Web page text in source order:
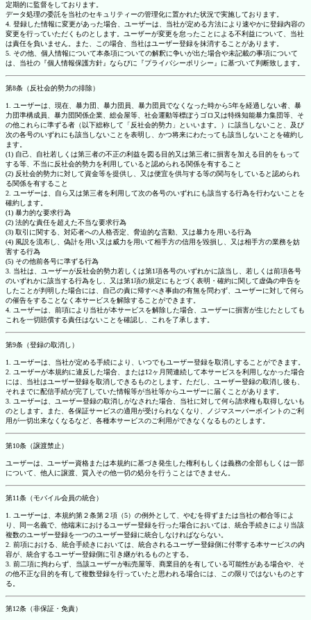
定期的に監督をしております。
データ処理の委託を当社のセキュリティーの管理化に置かれた状況で実施しております。
4. 登録した情報に変更があった場合、ユーザーは、当社が定める方法により速やかに登録内容の
変更を行っていただくものとします。ユーザーが変更を怠ったことによる不利益について、当社
は責任を負いません。また、この場合、当社はユーザー登録を抹消することがあります。
5. その他、個人情報について本条項についての解釈に争いが出た場合や未記載の事項について
は、当社の『個人情報保護方針』ならびに『プライバシーポリシー』に基づいて判断致します。
第8条（反社会的勢力の排除）
1. ユーザーは、現在、暴力団、暴力団員、暴力団員でなくなった時から5年を経過しない者、暴
力団準構成員、暴力団関係企業、総会屋等、社会運動等標ぼうゴロ又は特殊知能暴力集団等、そ
の他これらに準ずる者（以下総称して「反社会的勢力」といいます。）に該当しないこと、及び
次の各号のいずれにも該当しないことを表明し、かつ将来にわたっても該当しないことを確約し
ます。
(1) 自己、自社若しくは第三者の不正の利益を図る目的又は第三者に損害を加える目的をもって
する等、不当に反社会的勢力を利用していると認められる関係を有すること
(2) 反社会的勢力に対して資金等を提供し、又は便宜を供与する等の関与をしていると認められ
る関係を有すること
2. ユーザーは、自ら又は第三者を利用して次の各号のいずれにも該当する行為を行わないことを
確約します。
(1) 暴力的な要求行為
(2) 法的な責任を超えた不当な要求行為
(3) 取引に関する、対応者への人格否定、脅迫的な言動、又は暴力を用いる行為
(4) 風説を流布し、偽計を用い又は威力を用いて相手方の信用を毀損し、又は相手方の業務を妨
害する行為
(5) その他前各号に準ずる行為
3. 当社は、ユーザーが反社会的勢力若しくは第1項各号のいずれかに該当し、若しくは前項各号
のいずれかに該当する行為をし、又は第1項の規定にもとづく表明・確約に関して虚偽の申告を
したことが判明した場合には、自己の責に帰すべき事由の有無を問わず、ユーザーに対して何ら
の催告をすることなく本サービスを解除することができます。
4. ユーザーは、前項により当社が本サービスを解除した場合、ユーザーに損害が生じたとしても
これを一切賠償する責任はないことを確認し、これを了承します。
第9条（登録の取消し）
1. ユーザーは、当社が定める手続により、いつでもユーザー登録を取消しすることができます。
2. ユーザーが本規約に違反した場合、または12ヶ月間連続して本サービスを利用しなかった場合
には、当社はユーザー登録を取消しできるものとします。ただし、ユーザー登録の取消し後も、
それまでに配信手続が完了していた情報等が当社等からユーザーに届くことがあります。
3. ユーザーは、ユーザー登録の取消しがなされた場合、当社に対して何ら請求権も取得しないも
のとします。また、各保証サービスの適用が受けられなくなり、ノジマスーパーポイントのご利
用が一切出来なくなるなど、各種本サービスのご利用ができなくなるものとします。
第10条（譲渡禁止）
ユーザーは、ユーザー資格または本規約に基づき発生した権利もしくは義務の全部もしくは一部
について、他人に譲渡、質入その他一切の処分を行うことはできません。
第11条（モバイル会員の統合）
1. ユーザーは、本規約第２条第２項（5）の例外として、やむを得ずまたは当社の都合等によ
り、同一名義で、他端末におけるユーザー登録を行った場合においては、統合手続きにより当該
複数のユーザー登録を一つのユーザー登録に統合しなければならない。
2. 前項における、統合手続きにおいては、統合されるユーザー登録側に付帯する本サービスの内
容が、統合するユーザー登録側に引き継がれるものとする。
3. 前二項に拘わらず、当該ユーザーが転売屋等、商業目的を有している可能性がある場合や、そ
の他不正な目的を有して複数登録を行っていたと思われる場合には、この限りではないものとす
る。
第12条（非保証・免責）